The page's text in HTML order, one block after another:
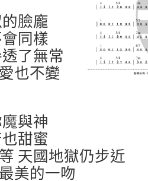
臉龐
同樣
了無常
也不變
與神
甜蜜
天國地獄仍步近
美的一吻